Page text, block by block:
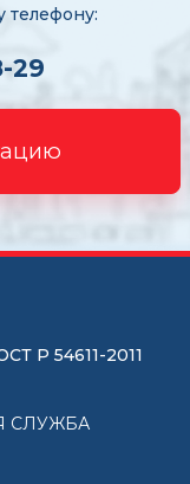
телефону:
29
Р 54611-2011
СЛУЖБА